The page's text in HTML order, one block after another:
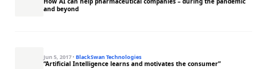
and beyond
Jun 5, 2017· BlackSwan Technologies
“Artificial Intelligence learns and motivates the consumer”